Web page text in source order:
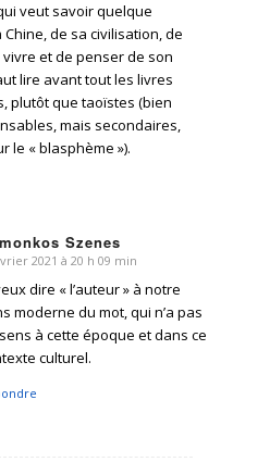
veut savoir quelque
de sa civilisation, de
et de penser de son
lire avant tout les livres
plutôt que taoïstes (bien
mais secondaires,
le « blasphème »).
Szenes
2021 à 20 h 09 min
dire « l’auteur » à notre
moderne du mot, qui n’a pas
à cette époque et dans ce
culturel.